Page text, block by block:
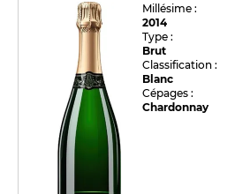
Millésime :
2014
Type :
Brut
Classification :
Blanc
Cépages :
Chardonnay